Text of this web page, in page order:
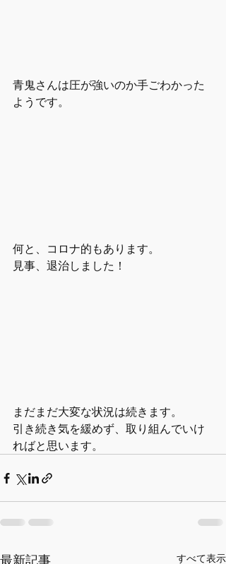
青鬼さんは圧が強いのか手ごわかった
ようです。
何と、コロナ的もあります。
見事、退治しました！
まだまだ大変な状況は続きます。
引き続き気を緩めず、取り組んでいけ
ればと思います。
最新記事 すべて表示